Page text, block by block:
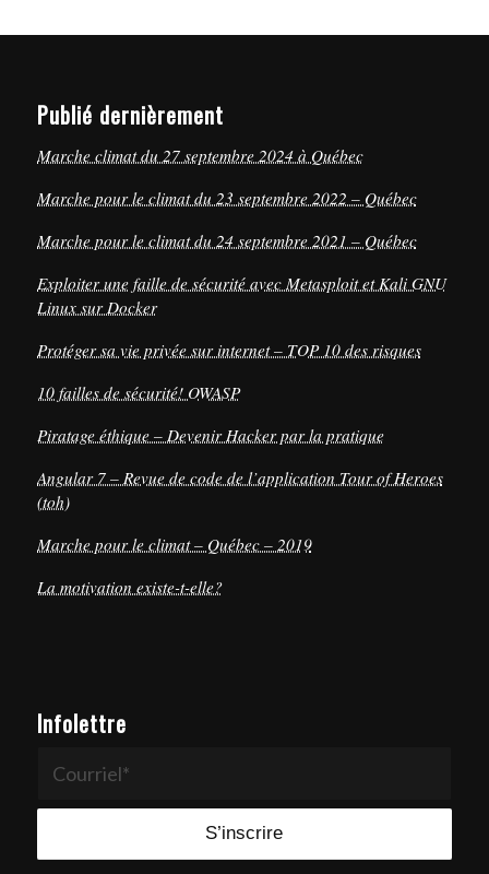
Publié dernièrement
Marche climat du 27 septembre 2024 à Québec
Marche pour le climat du 23 septembre 2022 – Québec
Marche pour le climat du 24 septembre 2021 – Québec
Exploiter une faille de sécurité avec Metasploit et Kali GNU
Linux sur Docker
Protéger sa vie privée sur internet – TOP 10 des risques
10 failles de sécurité! OWASP
Piratage éthique – Devenir Hacker par la pratique
Angular 7 – Revue de code de l’application Tour of Heroes
(toh)
Marche pour le climat – Québec – 2019
La motivation existe-t-elle?
Infolettre